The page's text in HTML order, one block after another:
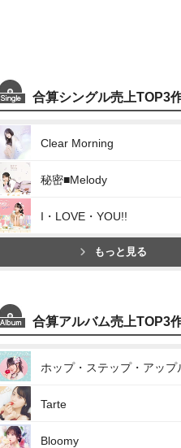
合算シングル売上TOP3
Clear Morning
秘密■Melody
I・LOVE・YOU!!
もっと見る
合算アルバム売上TOP3
ホップ・ステップ・アップ
Tarte
Bloomy